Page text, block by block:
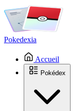
Pokedexia
Accueil